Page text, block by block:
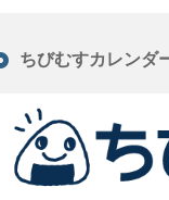
ちびむすカレンダ